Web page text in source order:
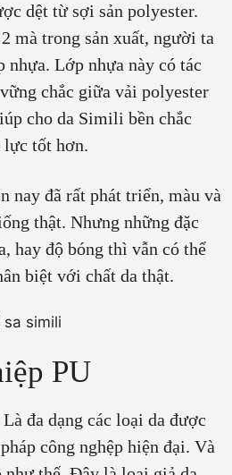
dệt từ sợi sản polyester.
mà trong sản xuất, người ta
nhựa. Lớp nhựa này có tác
chắc giữa vải polyester
cho da Simili bền chắc
lực tốt hơn.
nay đã rất phát triển, màu và
thật. Nhưng những đặc
hay độ bóng thì vẫn có thể
biệt với chất da thật.
PU
đa dạng các loại da được
công nghệp hiện đại. Và